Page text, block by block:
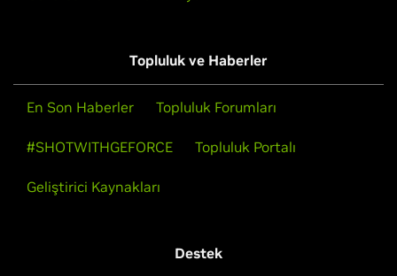
Topluluk ve Haberler
En Son Haberler Topluluk Forumları
#SHOTWITHGEFORCE Topluluk Portalı
Geliştirici Kaynakları
Destek